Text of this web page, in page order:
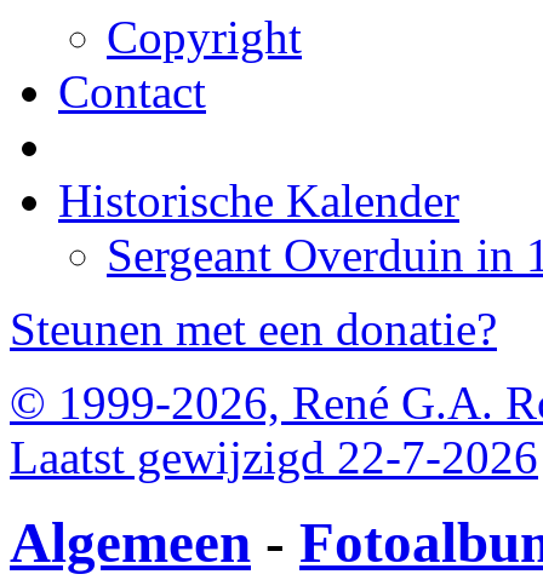
Copyright
Contact
Historische Kalender
Sergeant Overduin in
Steunen met een donatie?
© 1999-2026, René G.A.
Laatst gewijzigd 22-7-2026
Algemeen -